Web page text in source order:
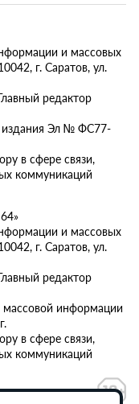
и массовых
г. Саратов, ул.
редактор
издания Эл № ФС77-
в сфере связи,
коммуникаций
и массовых
г. Саратов, ул.
редактор
массовой информации
в сфере связи,
коммуникаций
данных